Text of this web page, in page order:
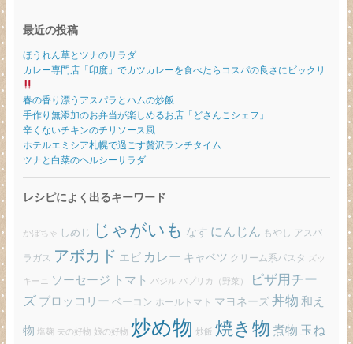
最近の投稿
ほうれん草とツナのサラダ
カレー専門店「印度」でカツカレーを食べたらコスパの良さにビックリ
春の香り漂うアスパラとハムの炒飯
手作り無添加のお弁当が楽しめるお店「どさんこシェフ」
辛くないチキンのチリソース風
ホテルエミシア札幌で過ごす贅沢ランチタイム
ツナと白菜のヘルシーサラダ
レシピによく出るキーワード
かぼちゃ しめじ じゃがいも なす にんじん もやし アスパ
ラガス アボカド エビ カレー キャベツ クリーム系パスタ ズッ
キーニ ソーセージ トマト バジル パプリカ（野菜）
ピザ用チー
ズ ブロッコリー ベーコン ホールトマト マヨネーズ丼物 和え
物 塩麹 夫の好物 娘の好物 炒め物 炒飯 焼き物煮物 玉ね